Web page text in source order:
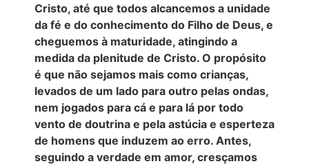
Cristo, até que todos alcancemos a unidade
da fé e do conhecimento do Filho de Deus, e
cheguemos à maturidade, atingindo a
medida da plenitude de Cristo. O propósito
é que não sejamos mais como crianças,
levados de um lado para outro pelas ondas,
nem jogados para cá e para lá por todo
vento de doutrina e pela astúcia e esperteza
de homens que induzem ao erro. Antes,
seguindo a verdade em amor, cresçamos